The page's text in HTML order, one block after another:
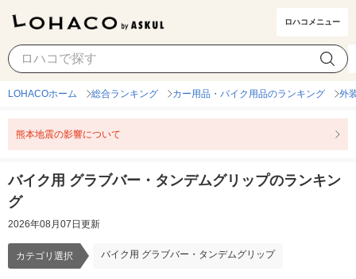
ロハコメニュー
バイク用 グラブバー・タンデムグリップ カテゴリ選択
LOHACOホーム 総合ランキング カー用品・バイク用品のランキング 外
熊本地震の影響について
バイク用 グラブバー・タンデムグリップのランキン
グ
2026年08月07日更新
カテゴリ選択 バイク用 グラブバー・タンデムグリップ